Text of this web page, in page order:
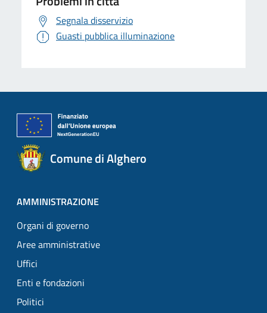
Segnala disservizio
Guasti pubblica illuminazione
Comune di Alghero
AMMINISTRAZIONE
Organi di governo
Aree amministrative
Uffici
Enti e fondazioni
Politici